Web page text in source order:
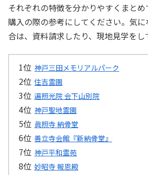
それぞれの特徴を分かりやすくまと
購入の際の参考にしてください。気
合は、資料請求したり、現地見学をし
神戸三田メモリアルパーク
住吉霊園
遍照光院 会下山別院
神戸聖地霊園
眞照寺 納骨堂
善立寺会館『新納骨堂』
神戸平和霊苑
妙昭寺 報恩殿